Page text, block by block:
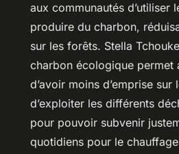
aux communautés d’utiliser
produire du charbon,
sur les forêts. Stella
charbon écologique permet
d’avoir moins d’emprise sur
d’exploiter les différents
pour pouvoir subvenir
quotidiens pour le